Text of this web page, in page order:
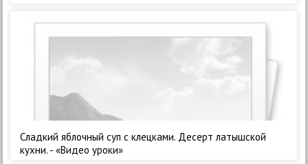
Сладкий яблочный суп с клецками. Десерт латышской
кухни. - «Видео уроки»